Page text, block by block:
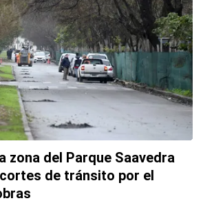
zona del Parque Saavedra
de tránsito por el